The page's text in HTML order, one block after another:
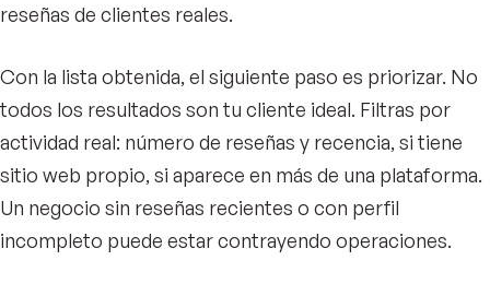
reseñas de clientes reales.
Con la lista obtenida, el siguiente paso es priorizar. No
todos los resultados son tu cliente ideal. Filtras por
actividad real: número de reseñas y recencia, si tiene
sitio web propio, si aparece en más de una plataforma.
Un negocio sin reseñas recientes o con perfil
incompleto puede estar contrayendo operaciones.